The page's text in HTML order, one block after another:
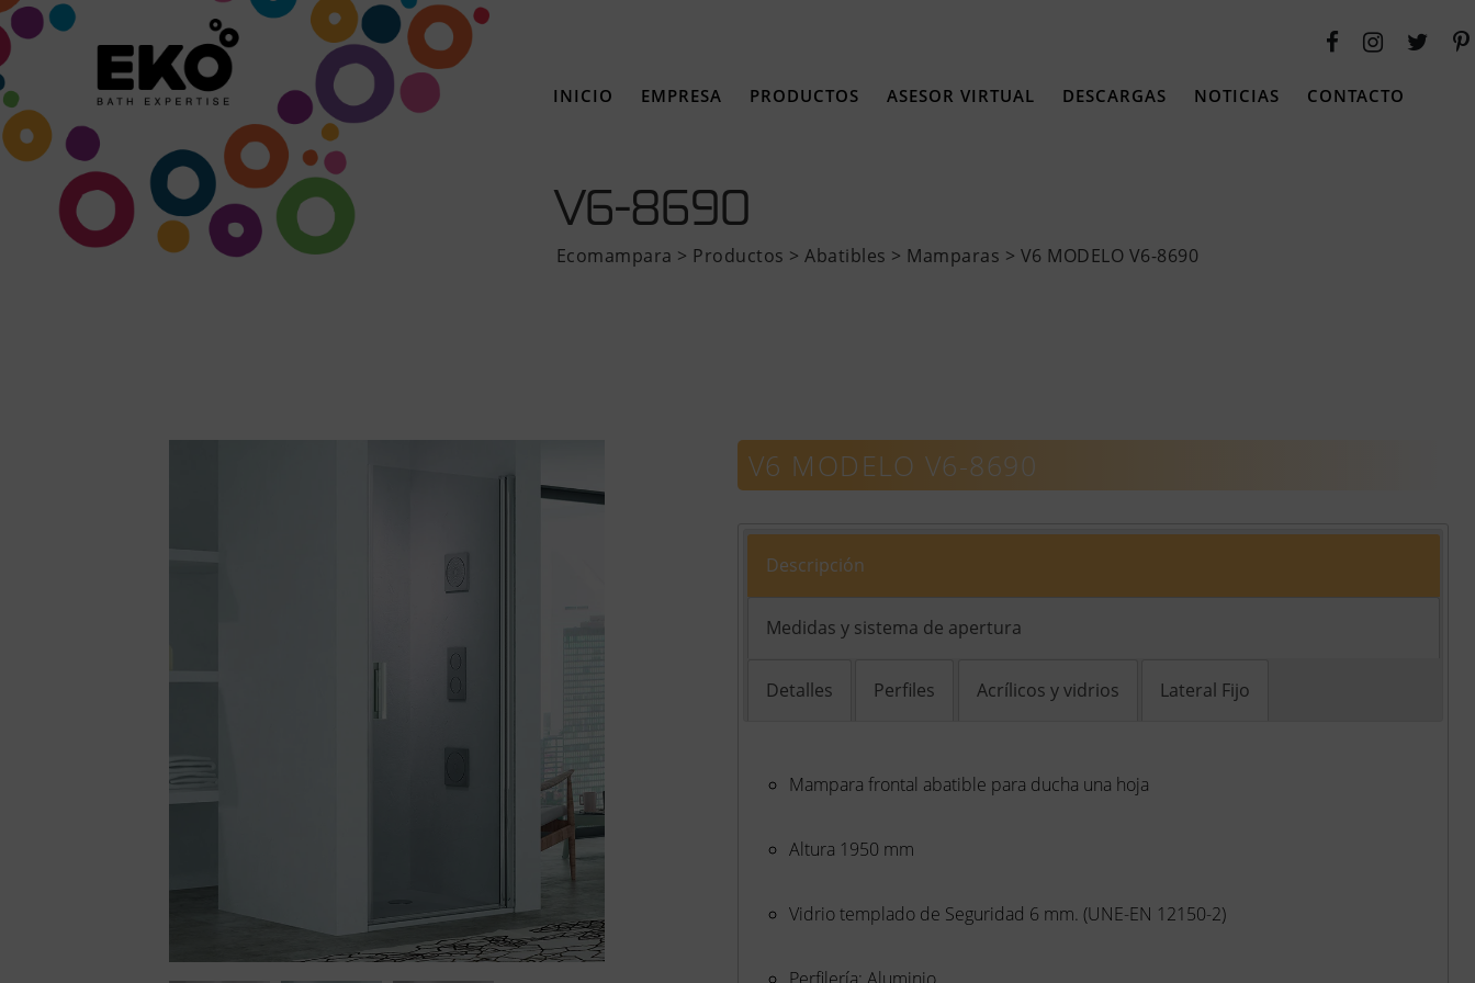
INICIO EMPRESA PRODUCTOS ASESOR VIRTUAL DESCARGAS NOTICIAS CONTACTO
V6-8690
Ecomampara > Productos >Abatibles > Mamparas > V6 MODELO V6-8690
V6 MODELO V6-8690
Descripción
Medidas y sistema de apertura
Detalles Perfiles Acrílicos y vidrios Lateral Fijo
Mampara frontal abatible para ducha una hoja
Altura 1950 mm
Vidrio templado de Seguridad 6 mm. (UNE-EN 12150-2)